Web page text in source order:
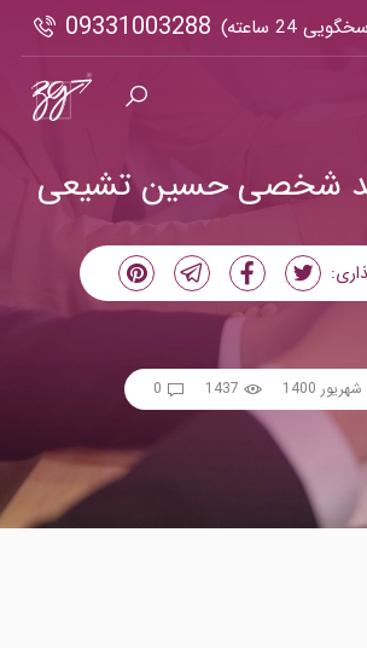
24 ساعته) 09331003288
شخصی حسین تشیعی
1437
0